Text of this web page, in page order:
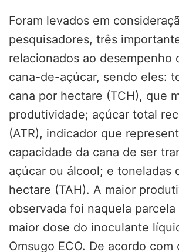
Foram levados em
pesquisadores, três
relacionados ao desempenho
cana-de-açúcar, sendo eles:
cana por hectare (TCH), que
produtividade; açúcar total
(ATR), indicador que
capacidade da cana de ser
açúcar ou álcool; e toneladas
hectare (TAH). A maior
observada foi naquela
maior dose do inoculante
Omsugo ECO. De acordo